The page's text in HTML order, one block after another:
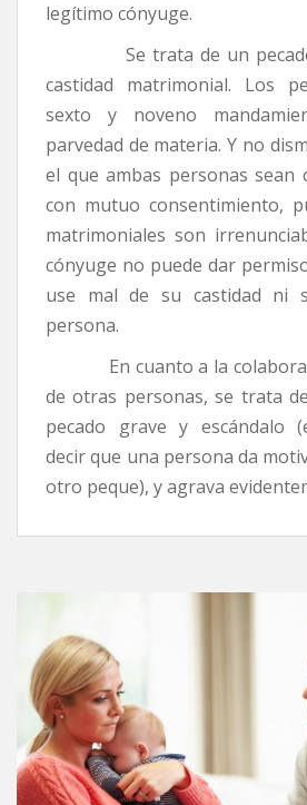
legítimo cónyuge.
Se trata de un pecado
castidad matrimonial. Los
sexto y noveno
parvedad de materia. Y no
el que ambas personas sean
con mutuo consentimiento,
matrimoniales son
cónyuge no puede dar
use mal de su castidad ni
persona.
En cuanto a la
de otras personas, se trata
pecado grave y escándalo
decir que una persona da
otro peque), y agrava